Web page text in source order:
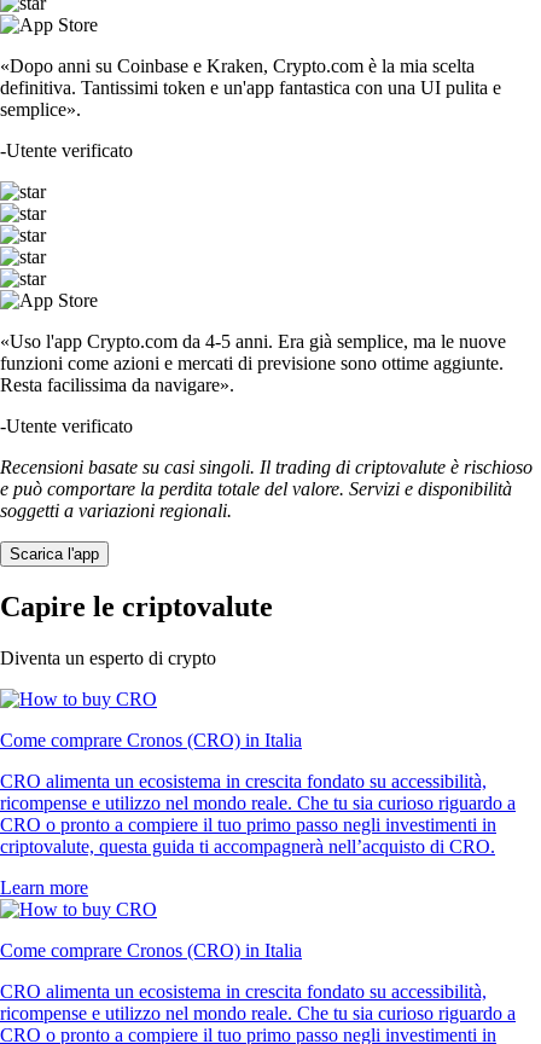
«Dopo anni su Coinbase e Kraken, Crypto.com è la mia scelta
definitiva. Tantissimi token e un'app fantastica con una UI pulita e
semplice».
-Utente verificato
«Uso l'app Crypto.com da 4-5 anni. Era già semplice, ma le nuove
funzioni come azioni e mercati di previsione sono ottime aggiunte.
Resta facilissima da navigare».
-Utente verificato
Recensioni basate su casi singoli. Il trading di criptovalute è rischioso
e può comportare la perdita totale del valore. Servizi e disponibilità
soggetti a variazioni regionali.
Scarica l'app
Capire le criptovalute
Diventa un esperto di crypto
Come comprare Cronos (CRO) in Italia
CRO alimenta un ecosistema in crescita fondato su accessibilità,
ricompense e utilizzo nel mondo reale. Che tu sia curioso riguardo a
CRO o pronto a compiere il tuo primo passo negli investimenti in
criptovalute, questa guida ti accompagnerà nell’acquisto di CRO.
Learn more
Come comprare Cronos (CRO) in Italia
CRO alimenta un ecosistema in crescita fondato su accessibilità,
ricompense e utilizzo nel mondo reale. Che tu sia curioso riguardo a
CRO o pronto a compiere il tuo primo passo negli investimenti in